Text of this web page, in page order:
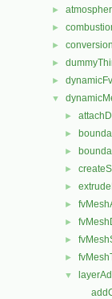
►
►
► conversion
►
►
▼
►
►
►
►
►
►
►
►
►
▼